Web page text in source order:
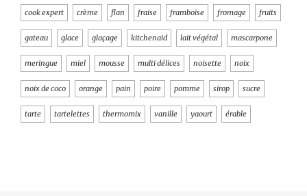
cook expert crème flan fraise framboise fromage fruits
gateau glace glaçage kitchenaid lait végétal mascarpone
meringue miel mousse multi délices noisette noix
noix de coco orange pain poire pomme sirop sucre
tarte tartelettes thermomix vanille yaourt érable